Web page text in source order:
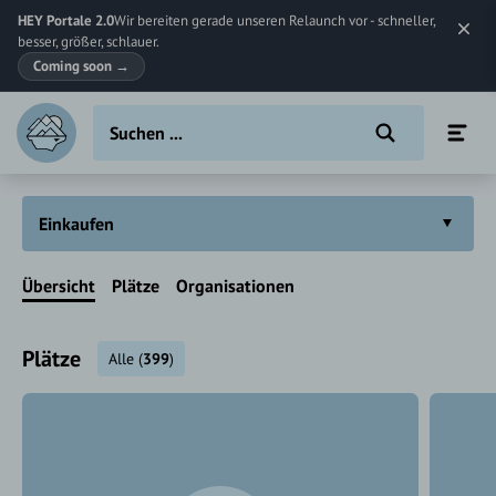
HEY Portale 2.0Wir bereiten gerade unseren Relaunch vor - schneller,
besser, größer, schlauer.
Coming soon →
Einkaufen
Übersicht Plätze Organisationen
Plätze Alle (399)